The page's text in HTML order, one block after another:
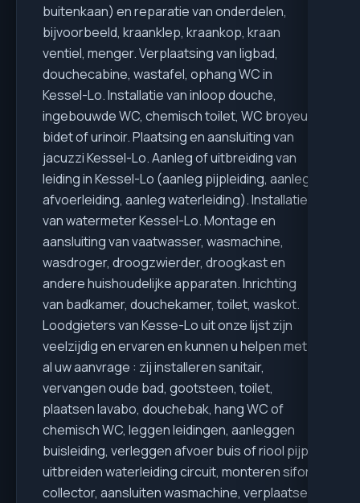
buitenkaan) en reparatie van onderdelen,
bijvoorbeeld, kraanklep, kraankop, kraan
ventiel, menger. Verplaatsing van ligbad,
douchecabine, wastafel, ophang WC in
Kessel-Lo. Installatie van inloop douche,
ingebouwde WC, chemisch toilet, WC broyeur,
bidet of urinoir. Plaatsing en aansluiting van
jacuzzi Kessel-Lo. Aanleg of uitbreiding van
leiding in Kessel-Lo (aanleg pijpleiding, aanleg
afvoerleiding, aanleg waterleiding). Installatie
van watermeter Kessel-Lo. Montage en
aansluiting van vaatwasser, wasmachine,
wasdroger, droogzwierder, droogkast en
andere huishoudelijke apparaten. Inrichting
van badkamer, douchekamer, toilet, waskot.
Loodgieters van Kesse-Lo uit onze lijst zijn
veelzijdig en ervaren en kunnen u helpen met
al uw aanvrage : zij installeren sanitair,
vervangen oude bad, gootsteen, toilet,
plaatsen lavabo, douchebak, hang WC of
chemisch WC, leggen leidingen, aanleggen
buisleiding, verleggen afvoer buis of riool pijp,
uitbreiden waterleiding circuit, monteren sifon,
collector, aansluiten wasmachine, verplaatsen